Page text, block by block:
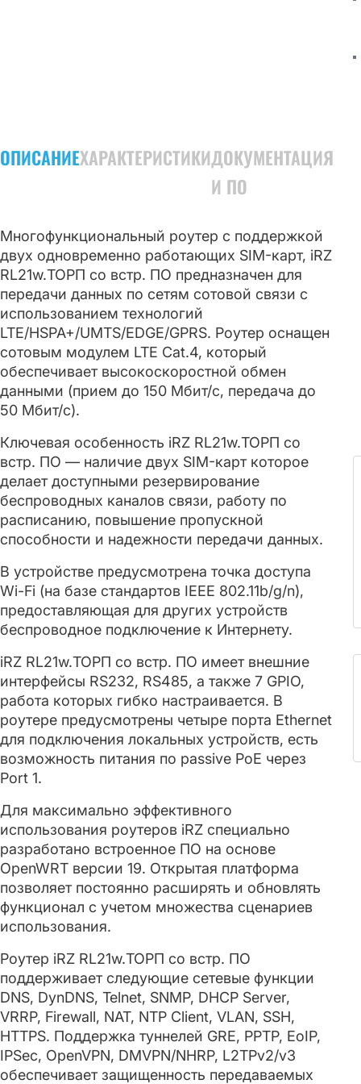
ОПИСАНИЕХАРАКТЕРИСТИКИДОКУМЕНТАЦИЯ
И ПО
Многофункциональный роутер с поддержкой
двух одновременно работающих SIM-карт, iRZ
RL21w.ТОРП со встр. ПО предназначен для
передачи данных по сетям сотовой связи с
использованием технологий
LTE/HSPA+/UMTS/EDGE/GPRS. Роутер оснащен
сотовым модулем LTE Cat.4, который
обеспечивает высокоскоростной обмен
данными (прием до 150 Мбит/с, передача до
50 Мбит/с).
Ключевая особенность iRZ RL21w.ТОРП со
встр. ПО — наличие двух SIM-карт которое
делает доступными резервирование
беспроводных каналов связи, работу по
расписанию, повышение пропускной
способности и надежности передачи данных.
В устройстве предусмотрена точка доступа
Wi-Fi (на базе стандартов IEEE 802.11b/g/n),
предоставляющая для других устройств
беспроводное подключение к Интернету.
iRZ RL21w.ТОРП со встр. ПО имеет внешние
интерфейсы RS232, RS485, а также 7 GPIO,
работа которых гибко настраивается. В
роутере предусмотрены четыре порта Ethernet
для подключения локальных устройств, есть
возможность питания по passive PoE через
Port 1.
Для максимально эффективного
использования роутеров iRZ специально
разработано встроенное ПО на основе
OpenWRT версии 19. Открытая платформа
позволяет постоянно расширять и обновлять
функционал с учетом множества сценариев
использования.
Роутер iRZ RL21w.ТОРП со встр. ПО
поддерживает следующие сетевые функции
DNS, DynDNS, Telnet, SNMP, DHCP Server,
VRRP, Firewall, NAT, NTP Client, VLAN, SSH,
HTTPS. Поддержка туннелей GRE, PPTP, EoIP,
IPSec, OpenVPN, DMVPN/NHRP, L2TPv2/v3
обеспечивает защищенность передаваемых